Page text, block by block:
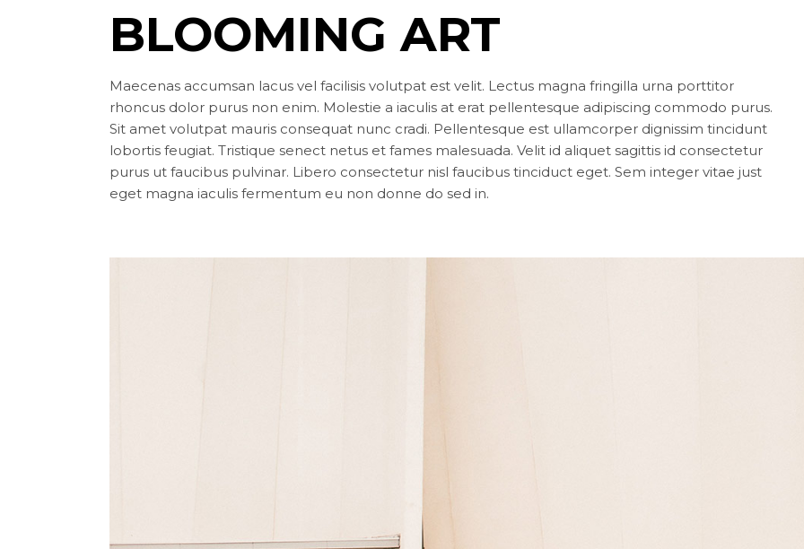
BLOOMING ART
Maecenas accumsan lacus vel facilisis volutpat est velit. Lectus magna fringilla urna porttitor
rhoncus dolor purus non enim. Molestie a iaculis at erat pellentesque adipiscing commodo purus.
Sit amet volutpat mauris consequat nunc cradi. Pellentesque est ullamcorper dignissim tincidunt
lobortis feugiat. Tristique senect netus et fames malesuada. Velit id aliquet sagittis id consectetur
purus ut faucibus pulvinar. Libero consectetur nisl faucibus tinciduct eget. Sem integer vitae just
eget magna iaculis fermentum eu non donne do sed in.